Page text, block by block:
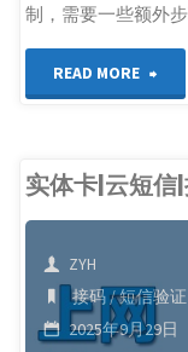
制，需要一些额外
READ MORE
大
陆
户
实体卡|云短信
ZYH
接码/短信验证
2025年9月29日